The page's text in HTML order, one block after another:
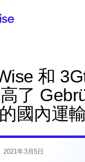
和
了
國內運
2021年3月5日